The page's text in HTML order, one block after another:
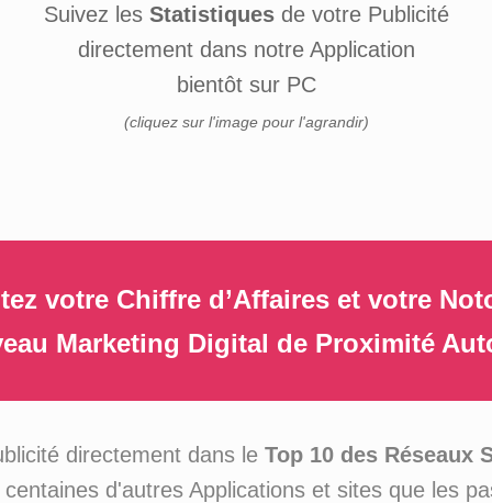
Suivez les Statistiquesde votre Publicité
directement dans notre Application
bientôt sur PC
(cliquez sur l'image pour l'agrandir)
votre Chiffre d’Affaires et votre
Marketing Digital de Proximité
directement dans le Top 10 des Réseaux
d'autres Applications et sites que les